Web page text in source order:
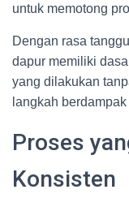
untuk memotong
Dengan rasa
dapur memiliki
yang dilakukan
langkah
Proses
Konsisten